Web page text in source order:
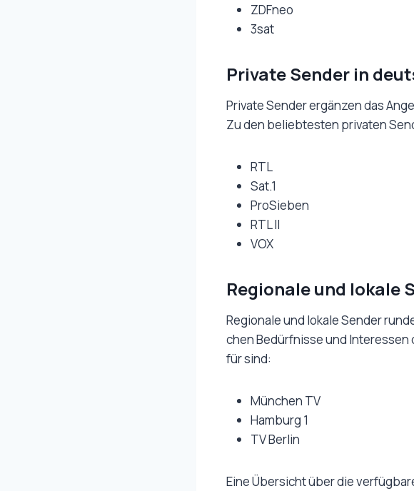
ZDFneo
3sat
Private Sender in
Private Sender ergänzen das
Zu den beliebtesten privaten
RTL
Sat.1
ProSieben
RTL II
VOX
Regionale und lokale
Regionale und lokale Sender
chen Bedürfnisse und
für sind:
München TV
Hamburg 1
TV Berlin
Eine Übersicht über die